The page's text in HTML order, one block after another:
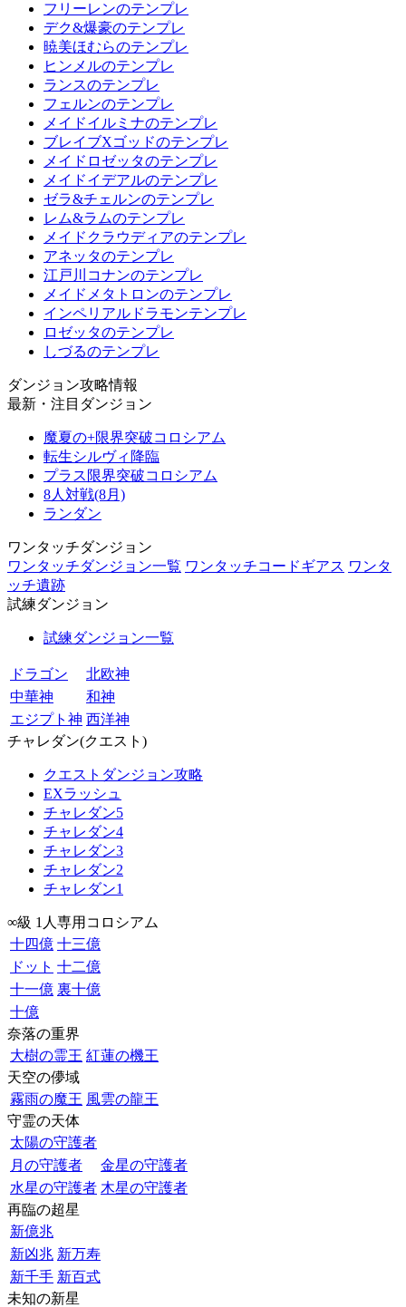
フリーレンのテンプレ
デク&爆豪のテンプレ
暁美ほむらのテンプレ
ヒンメルのテンプレ
ランスのテンプレ
フェルンのテンプレ
メイドイルミナのテンプレ
ブレイブXゴッドのテンプレ
メイドロゼッタのテンプレ
メイドイデアルのテンプレ
ゼラ&チェルンのテンプレ
レム&ラムのテンプレ
メイドクラウディアのテンプレ
アネッタのテンプレ
江戸川コナンのテンプレ
メイドメタトロンのテンプレ
インペリアルドラモンテンプレ
ロゼッタのテンプレ
しづるのテンプレ
ダンジョン攻略情報
最新・注目ダンジョン
魔夏の+限界突破コロシアム
転生シルヴィ降臨
プラス限界突破コロシアム
8人対戦(8月)
ランダン
ワンタッチダンジョン
ワンタッチダンジョン一覧 ワンタッチコードギアス ワンタ
ッチ遺跡
試練ダンジョン
試練ダンジョン一覧
ドラゴン
北欧神
中華神
和神
エジプト神 西洋神
チャレダン(クエスト)
クエストダンジョン攻略
EXラッシュ
チャレダン5
チャレダン4
チャレダン3
チャレダン2
チャレダン1
∞級 1人専用コロシアム
十四億 十三億
ドット 十二億
十一億 裏十億
十億
奈落の重界
大樹の霊王 紅蓮の機王
天空の儚域
霧雨の魔王 風雲の龍王
守霊の天体
太陽の守護者
月の守護者
金星の守護者
水星の守護者 木星の守護者
再臨の超星
新億兆
新凶兆 新万寿
新千手 新百式
未知の新星